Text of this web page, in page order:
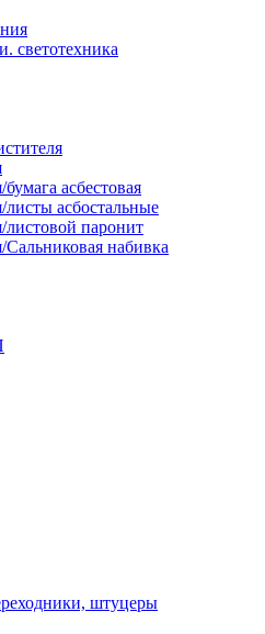
светотехника
асбестовая
листы асбостальные
листовой паронит
Сальниковая набивка
штуцеры